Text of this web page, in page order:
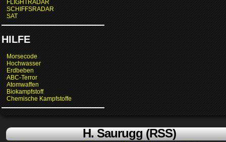
FLIGHTRADAR
SCHIFFSRADAR
SAT
HILFE
Morsecode
Hochwasser
Erdbeben
ABC-Terror
Atomwaffen
Biokampfstoff
Chemische Kampfstoffe
H. Saurugg (RSS)